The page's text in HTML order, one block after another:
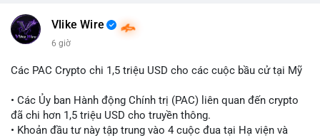
📰 Nguồn: CoinDesk
Vlike Wire
6 giờ
Các PAC Crypto chi 1,5 triệu USD cho các cuộc bầu cử tại Mỹ
• Các Ủy ban Hành động Chính trị (PAC) liên quan đến crypto
đã chi hơn 1,5 triệu USD cho truyền thông.
• Khoản đầu tư này tập trung vào 4 cuộc đua tại Hạ viện và